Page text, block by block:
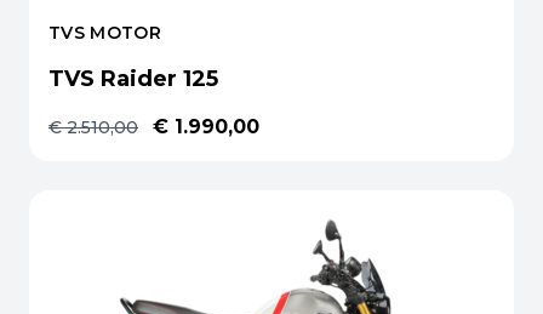
TVS MOTOR
TVS Raider 125
€ 2.510,00 € 1.990,00